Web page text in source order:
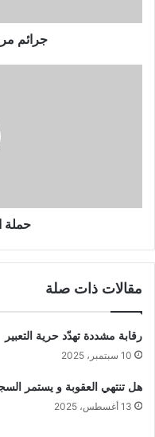
جرائم
حملة
مقالات ذات صلة
رقابة مشددة تهدّد حرية التعبير
10 سبتمبر، 2025
هل تنتهي العقوبة و يستمر
13 أغسطس، 2025